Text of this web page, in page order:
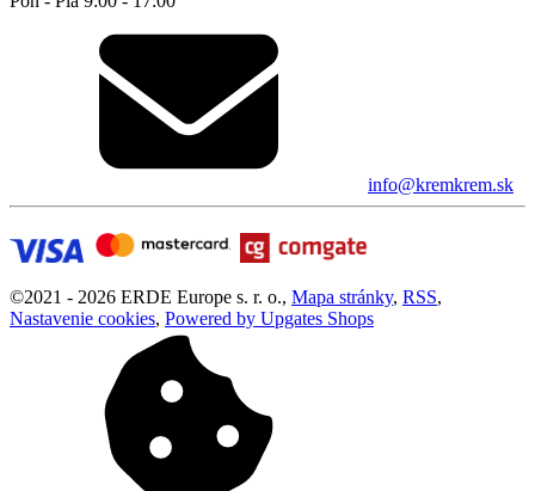
info@kremkrem.sk
©2021 - 2026 ERDE Europe s. r. o., Mapa stránky, RSS,
Nastavenie cookies, Powered by Upgates Shops